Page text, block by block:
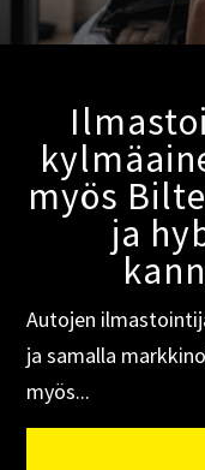
myös
ja
Autojen
ja samalla
myös...